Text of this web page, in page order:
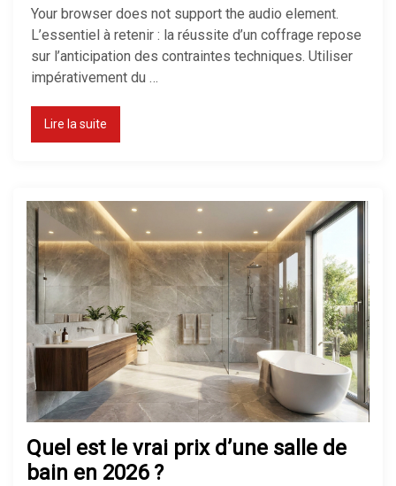
Consommation d’un radiateur
Thermostat : comment bien le
régler ?
Chauffage d’appoint : lequel
choisir ?
Chauffage électrique ou gaz : que
Your browser does not support the audio element.
L’essentiel à retenir : la réussite d’un coffrage repose
sur l’anticipation des contraintes techniques. Utiliser
impérativement du …
Lire la suite
Quel est le vrai prix d’une salle de
bain en 2026 ?